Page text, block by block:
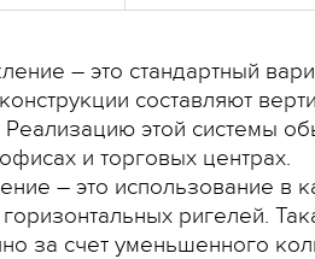
– это стандартный
составляют
Реализацию этой системы
и торговых центрах.
– это использование в
ригелей.
за счет уменьшенного